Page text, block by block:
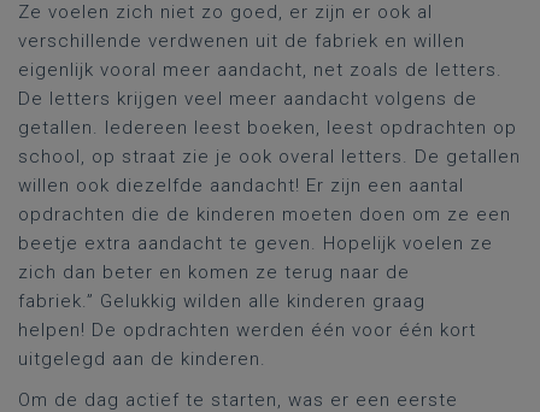
Ze voelen zich niet zo goed, er zijn er ook al
verschillende verdwenen uit de fabriek en willen
eigenlijk vooral meer aandacht, net zoals de letters.
De letters krijgen veel meer aandacht volgens de
getallen. Iedereen leest boeken, leest opdrachten op
school, op straat zie je ook overal letters. De getallen
willen ook diezelfde aandacht! Er zijn een aantal
opdrachten die de kinderen moeten doen om ze een
beetje extra aandacht te geven. Hopelijk voelen ze
zich dan beter en komen ze terug naar de
fabriek.” Gelukkig wilden alle kinderen graag
helpen! De opdrachten werden één voor één kort
uitgelegd aan de kinderen.
Om de dag actief te starten, was er een eerste